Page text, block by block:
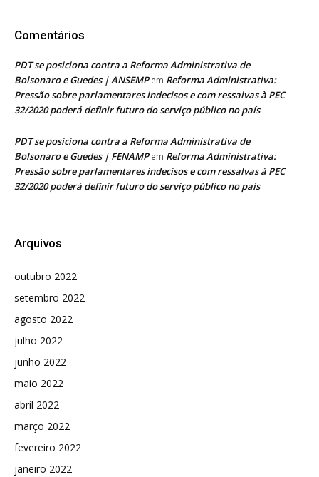
Comentários
PDT se posiciona contra a Reforma Administrativa de
Bolsonaro e Guedes | ANSEMPem Reforma Administrativa:
Pressão sobre parlamentares indecisos e com ressalvas à PEC
32/2020 poderá definir futuro do serviço público no país
PDT se posiciona contra a Reforma Administrativa de
Bolsonaro e Guedes | FENAMPem Reforma Administrativa:
Pressão sobre parlamentares indecisos e com ressalvas à PEC
32/2020 poderá definir futuro do serviço público no país
Arquivos
outubro 2022
setembro 2022
agosto 2022
julho 2022
junho 2022
maio 2022
abril 2022
março 2022
fevereiro 2022
janeiro 2022